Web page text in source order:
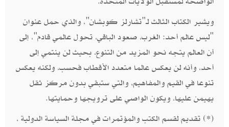
ويشير الكتاب الثالث لـ"تشارلز كوبشان‮"‬،‮ ‬والذي حمل عنوان‮
"‬ليس عالم أحد‮: ‬الغرب، صعود الباقي، تحول عالمي قادم‮"‬،‮ ‬إلى
أن العالم يتجه نحو المزيد من التنوع،‮ ‬بحيث لن ينتمي إلى
أحد،‮ ‬وأنه لن يعكس عالما متعدد الأقطاب فحسب، ولكنه يعكس
تنوعا في القيم والمفاهيم، والتي ستبقي بدون مركز ثقل‮
‬يهيمن عليها،‮ ‬ويكون الواصي على ترويجها وحمايتها‮.‬
(*) تقديم لقسم الكتب والمؤتمرات في مجلة السياسة الدولية ،